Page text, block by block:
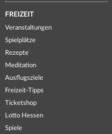
FREIZEIT
Veranstaltungen
Spielplätze
Rezepte
Meditation
Ausflugsziele
Freizeit-Tipps
Ticketshop
Lotto Hessen
Spiele